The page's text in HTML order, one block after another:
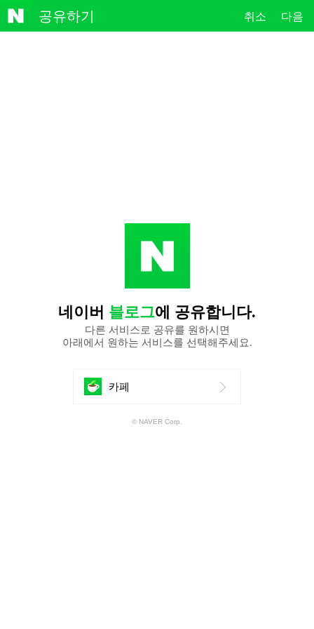
NAVE
공유하기 취소 다음
네이버 블로그에 공유합니다.
다른 서비스로 공유를 원하시면
아래에서 원하는 서비스를 선택해주세요.
카페
공
© NAVER Corp.